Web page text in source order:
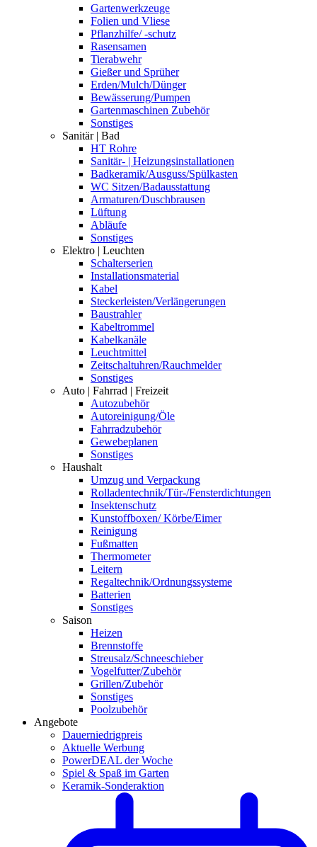
Gartenwerkzeuge
Folien und Vliese
Pflanzhilfe/ -schutz
Rasensamen
Tierabwehr
Gießer und Sprüher
Erden/Mulch/Dünger
Bewässerung/Pumpen
Gartenmaschinen Zubehör
Sonstiges
Sanitär | Bad
HT Rohre
Sanitär- | Heizungsinstallationen
Badkeramik/Ausguss/Spülkasten
WC Sitzen/Badausstattung
Armaturen/Duschbrausen
Lüftung
Abläufe
Sonstiges
Elektro | Leuchten
Schalterserien
Installationsmaterial
Kabel
Steckerleisten/Verlängerungen
Baustrahler
Kabeltrommel
Kabelkanäle
Leuchtmittel
Zeitschaltuhren/Rauchmelder
Sonstiges
Auto | Fahrrad | Freizeit
Autozubehör
Autoreinigung/Öle
Fahrradzubehör
Gewebeplanen
Sonstiges
Haushalt
Umzug und Verpackung
Rolladentechnik/Tür-/Fensterdichtungen
Insektenschutz
Kunstoffboxen/ Körbe/Eimer
Reinigung
Fußmatten
Thermometer
Leitern
Regaltechnik/Ordnungssysteme
Batterien
Sonstiges
Saison
Heizen
Brennstoffe
Streusalz/Schneeschieber
Vogelfutter/Zubehör
Grillen/Zubehör
Sonstiges
Poolzubehör
Angebote
Dauerniedrigpreis
Aktuelle Werbung
PowerDEAL der Woche
Spiel & Spaß im Garten
Keramik-Sonderaktion